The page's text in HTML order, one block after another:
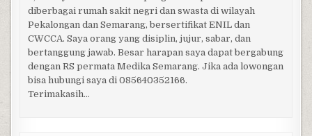
diberbagai rumah sakit negri dan swasta di wilayah
Pekalongan dan Semarang, bersertifikat ENIL dan
CWCCA. Saya orang yang disiplin, jujur, sabar, dan
bertanggung jawab. Besar harapan saya dapat bergabung
dengan RS permata Medika Semarang. Jika ada lowongan
bisa hubungi saya di 085640352166.
Terimakasih…